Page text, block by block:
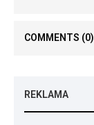
COMMENTS (0)
REKLAMA